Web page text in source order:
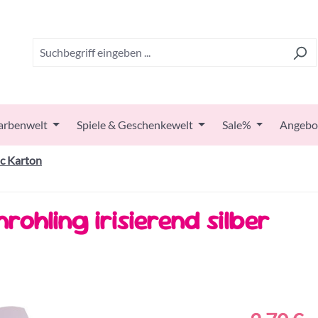
Spiele & Geschenkewelt Sale%
Karton
irisierend silber
Regulärer